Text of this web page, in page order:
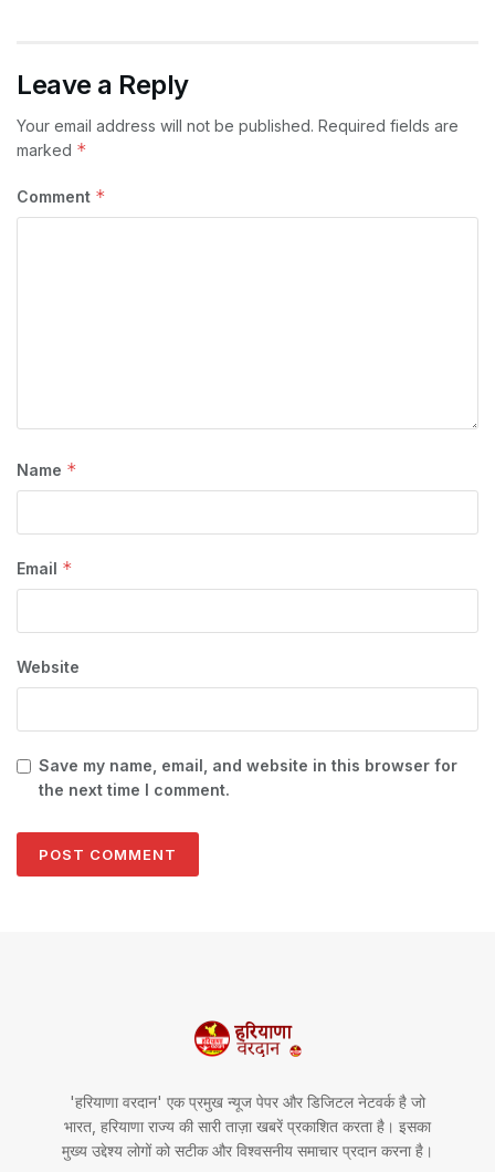
Leave a Reply
Your email address will not be published. Required fields are
marked *
Comment *
Name *
Email *
Website
Save my name, email, and website in this browser for
the next time I comment.
'हरियाणा वरदान' एक प्रमुख न्यूज पेपर और डिजिटल नेटवर्क है जो
भारत, हरियाणा राज्य की सारी ताज़ा खबरें प्रकाशित करता है। इसका
मुख्य उद्देश्य लोगों को सटीक और विश्वसनीय समाचार प्रदान करना है।